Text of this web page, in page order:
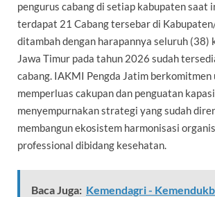
pengurus cabang di setiap kabupaten saat
terdapat 21 Cabang tersebar di
ditambah dengan harapannya seluruh (38)
Jawa Timur pada tahun 2026 sudah
cabang. IAKMI Pengda Jatim
memperluas cakupan dan penguatan
menyempurnakan strategi yang sudah
membangun ekosistem harmonisasi
professional dibidang kesehatan.
Baca Juga: Kemendagri -